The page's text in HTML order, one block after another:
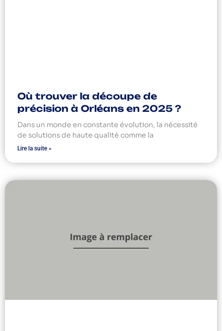
Où trouver la découpe de
précision à Orléans en 2025 ?
Dans un monde en constante évolution, la nécessité
de solutions de haute qualité comme la
Lire la suite »